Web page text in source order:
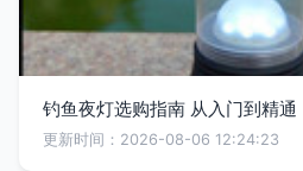
钓鱼夜灯选购指南 从入门到精通
更新时间：2026-08-06 12:24:23